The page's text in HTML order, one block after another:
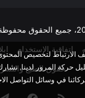
اتفاقية الاستخدام
حقوق الطبع والنشر
لتخصيص المحتوى
حركة المرور لدينا.
في وسائل التواصل